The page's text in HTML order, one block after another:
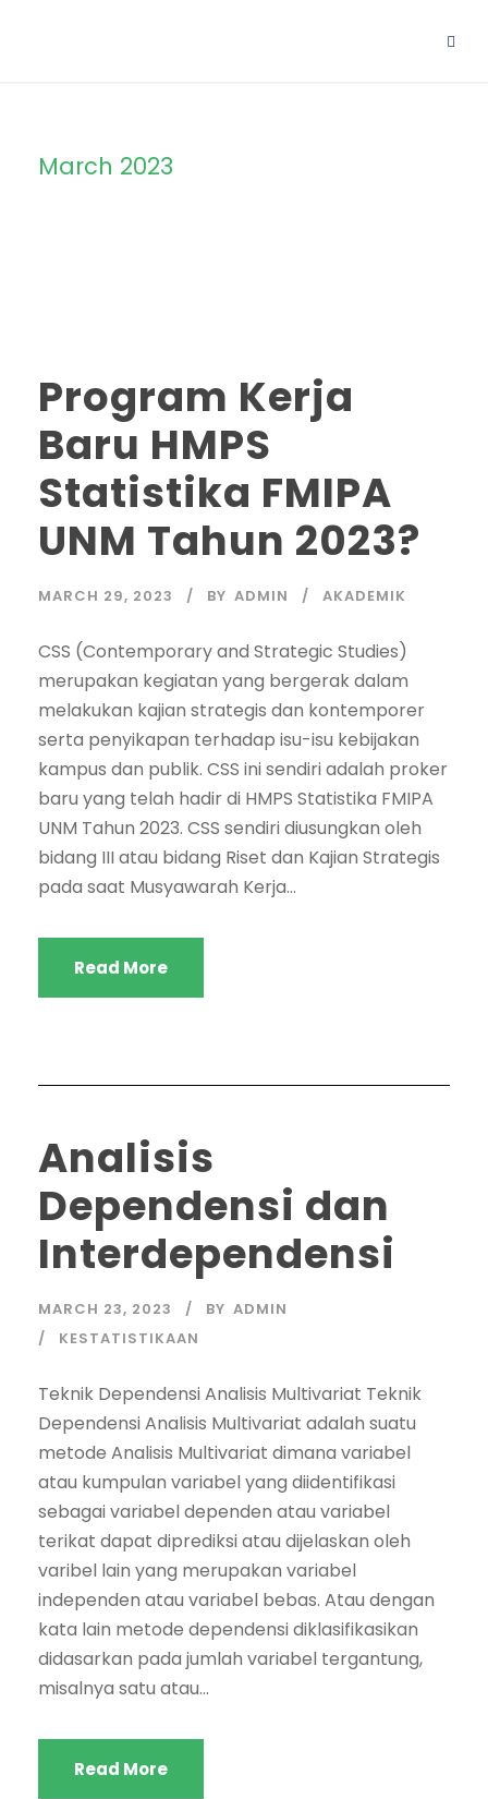
March 2023
Program Kerja
Baru HMPS
Statistika FMIPA
UNM Tahun 2023?
MARCH 29, 2023 BY ADMIN AKADEMIK
CSS (Contemporary and Strategic Studies)
merupakan kegiatan yang bergerak dalam
melakukan kajian strategis dan kontemporer
serta penyikapan terhadap isu-isu kebijakan
kampus dan publik. CSS ini sendiri adalah proker
baru yang telah hadir di HMPS Statistika FMIPA
UNM Tahun 2023. CSS sendiri diusungkan oleh
bidang III atau bidang Riset dan Kajian Strategis
pada saat Musyawarah Kerja...
Read More
Analisis
Dependensi dan
Interdependensi
MARCH 23, 2023 BY ADMIN
KESTATISTIKAAN
Teknik Dependensi Analisis Multivariat Teknik
Dependensi Analisis Multivariat adalah suatu
metode Analisis Multivariat dimana variabel
atau kumpulan variabel yang diidentifikasi
sebagai variabel dependen atau variabel
terikat dapat diprediksi atau dijelaskan oleh
varibel lain yang merupakan variabel
independen atau variabel bebas. Atau dengan
kata lain metode dependensi diklasifikasikan
didasarkan pada jumlah variabel tergantung,
misalnya satu atau...
Read More